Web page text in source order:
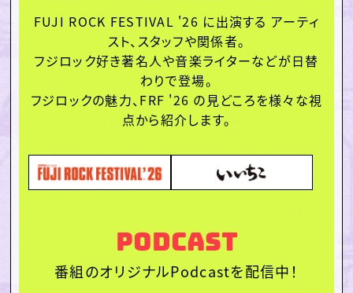
FUJI ROCK FESTIVAL '26 に出演する アーティ
スト、スタッフや関係者。
フジロック好き著名人や音楽ライターなどが日替
わりで登場。
フジロックの魅力、FRF '26 の見どころを様々な視
点から紹介します。
Podcast
番組のオリジナルPodcastを配信中！